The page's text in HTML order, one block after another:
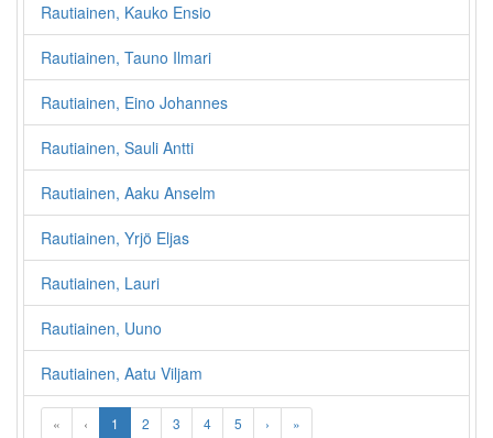
Rautiainen, Kauko Ensio
Rautiainen, Tauno Ilmari
Rautiainen, Eino Johannes
Rautiainen, Sauli Antti
Rautiainen, Aaku Anselm
Rautiainen, Yrjö Eljas
Rautiainen, Lauri
Rautiainen, Uuno
Rautiainen, Aatu Viljam
« ‹ 1 2 3 4 5 › »